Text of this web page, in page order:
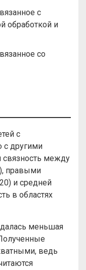
с
обработкой и
со
с
с другими
между
правыми
и средней
в областях
меньшая
ведь